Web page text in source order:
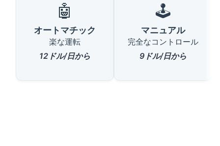
🤖
オートマチック
楽な運転
12ドル/日から
🕹️
マニュアル
完全なコントロール
9ドル/日から